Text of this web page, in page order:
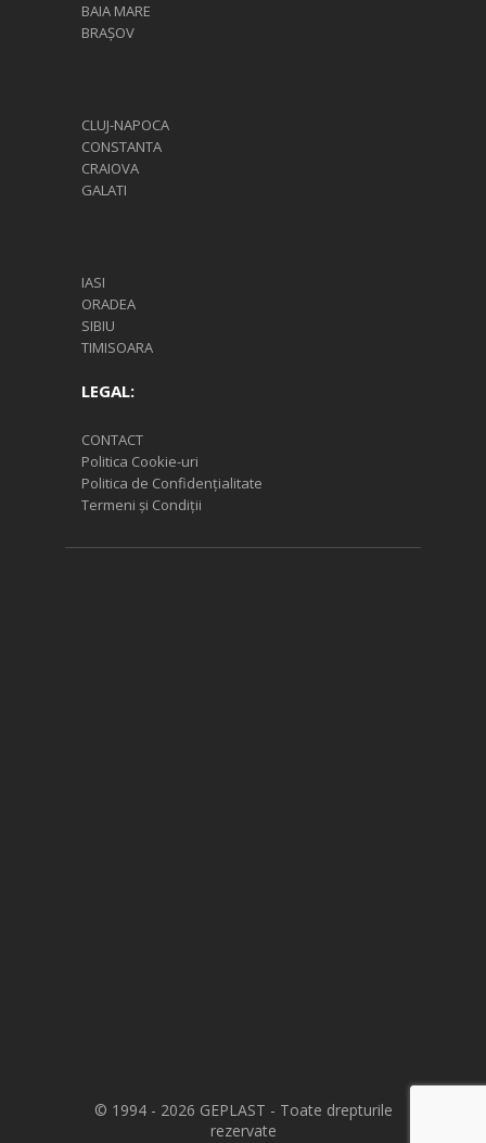
BAIA MARE
BRAȘOV
CLUJ-NAPOCA
CONSTANTA
CRAIOVA
GALATI
IASI
ORADEA
SIBIU
TIMISOARA
LEGAL:
CONTACT
Politica Cookie-uri
Politica de Confidențialitate
Termeni și Condiții
© 1994 - 2026 GEPLAST - Toate drepturile
rezervate